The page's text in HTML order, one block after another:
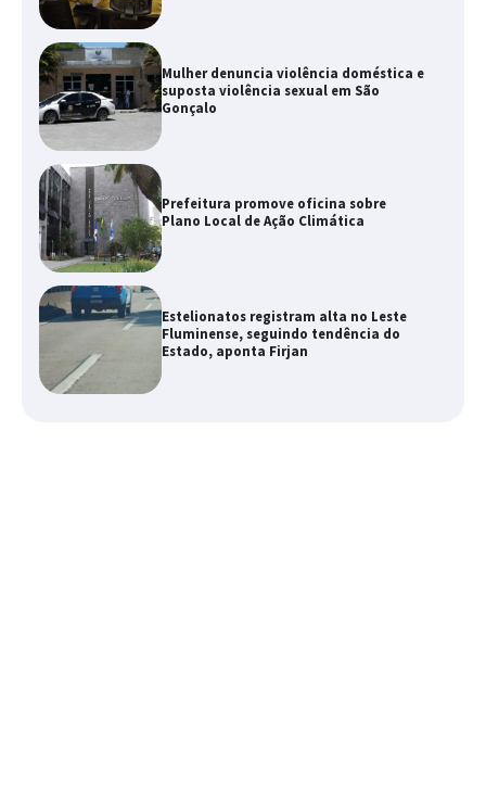
Mulher denuncia violência doméstica e
suposta violência sexual em São
Gonçalo
Prefeitura promove oficina sobre
Plano Local de Ação Climática
Estelionatos registram alta no Leste
Fluminense, seguindo tendência do
Estado, aponta Firjan